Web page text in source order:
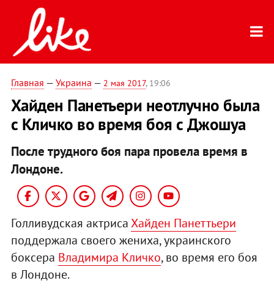
Главная — Украина — 2 мая 2017, 19:06
Хайден Панетьери неотлучно была
с Кличко во время боя с Джошуа
После трудного боя пара провела время в
Лондоне.
Голливудская актрисаХайден Панеттьери
поддержала своего жениха, украинского
боксера Владимира Кличко, во время его боя
в Лондоне.